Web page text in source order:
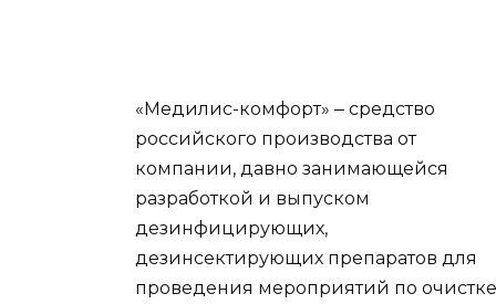
«Медилис-комфорт» ‒ средство
российского производства от
компании, давно занимающейся
разработкой и выпуском
дезинфицирующих,
дезинсектирующих препаратов для
проведения мероприятий по